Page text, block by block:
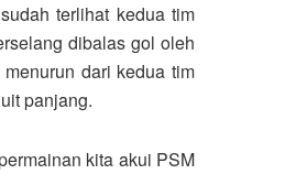
terlihat kedua tim
dibalas gol oleh
dari kedua tim
panjang.
kita akui PSM